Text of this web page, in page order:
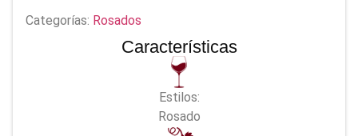
Categorías: Rosados
Características
Estilos:
Rosado